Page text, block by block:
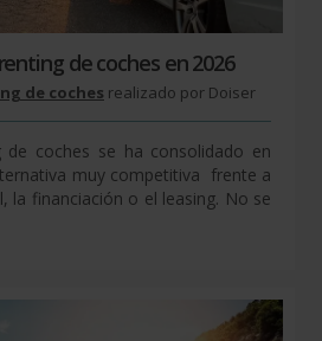
de coches en 2026
de coches realizado por Doiser
coches se ha consolidado en
muy competitiva frente a
la financiación o el leasing. No se